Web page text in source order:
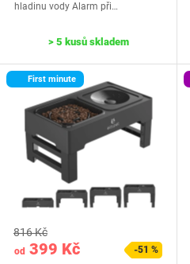
hladinu vody Alarm při…
> 5 kusů skladem
First minute
od 399 Kč
816 Kč
-51 %